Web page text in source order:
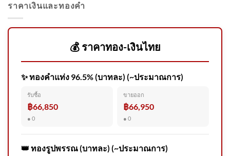
แชร์ตามหาลูกสาว คุณลุงยวน
การัมย์ อายุ 60 ปีกว่า มาจากชล
บุร 2026-08-05 11:57:00
ราคาเงินและทองคำ
💰 ราคาทอง-เงินไทย
✨ ทองคำแท่ง 96.5% (บาทละ) (~ประมาณการ)
รับซื้อ
฿66,850
● 0
ขายออก
฿66,950
● 0
👑 ทองรูปพรรณ (บาทละ) (~ประมาณการ)